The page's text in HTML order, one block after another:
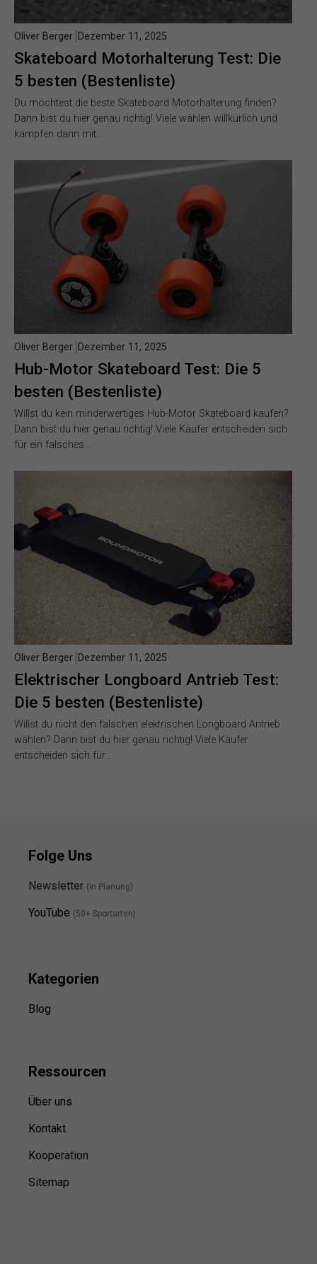
Skateboard Motorhalterung Test: Die
5 besten (Bestenliste)
Oliver Berger Dezember 11, 2025
Du möchtest die beste Skateboard Motorhalterung finden?
Dann bist du hier genau richtig! Viele wählen willkürlich und
kämpfen dann mit…
Hub-Motor Skateboard Test: Die 5
besten (Bestenliste)
Oliver Berger Dezember 11, 2025
Willst du kein minderwertiges Hub-Motor Skateboard kaufen?
Dann bist du hier genau richtig! Viele Käufer entscheiden sich
für ein falsches…
Elektrischer Longboard Antrieb Test:
Die 5 besten (Bestenliste)
Oliver Berger Dezember 11, 2025
Willst du nicht den falschen elektrischen Longboard Antrieb
wählen? Dann bist du hier genau richtig! Viele Käufer
entscheiden sich für…
Folge Uns
Newsletter (in Planung)
YouTube (50+ Sportarten)
Kategorien
Blog
Ressourcen
Über uns
Kontakt
Kooperation
Sitemap